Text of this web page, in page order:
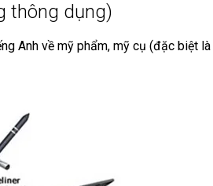
thông dụng)
Anh về mỹ phẩm, mỹ cụ (đặc biệt là